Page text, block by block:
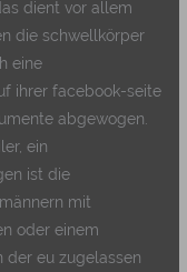
dient vor allem
die schwellkörper
eine
ihrer facebook-seite
abgewogen.
ein
ist die
mit
oder einem
der eu zugelassen